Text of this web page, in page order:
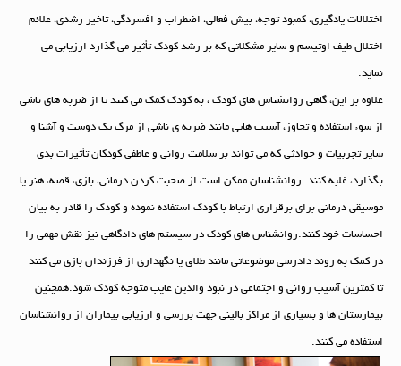
اختلالات یادگیری، کمبود توجه، بیش فعالی، اضطراب و افسردگی، تاخیر رشدی، علائم
اختلال طیف اوتیسم و سایر مشکلاتی که بر رشد کودک تأثیر می گذارد ارزیابی می
نماید.
علاوه بر این، گاهی روانشناس های کودک ، به کودک کمک می کنند تا از ضربه های ناشی
از سوء استفاده و تجاوز، آسیب هایی مانند ضربه ی ناشی از مرگ یک دوست و آشنا و
سایر تجربیات و حوادثی که می تواند بر سلامت روانی و عاطفی کودکان تأثیرات بدی
بگذارد، غلبه کنند. روانشناسان ممکن است از صحبت کردن درمانی، بازی، قصه، هنر یا
موسیقی درمانی برای برقراری ارتباط با کودک استفاده نموده و کودک را قادر به بیان
احساسات خود کنند.روانشناس های کودک در سیستم های دادگاهی نیز نقش مهمی را
در کمک به روند دادرسی موضوعاتی مانند طلاق یا نگهداری از فرزندان بازی می کنند
تا کمترین آسیب روانی و اجتماعی در نبود والدین غایب متوجه کودک شود.همچنین
بیمارستان ها و بسیاری از مراکز بالینی جهت بررسی و ارزیابی بیماران از روانشناسان
استفاده می کنند.